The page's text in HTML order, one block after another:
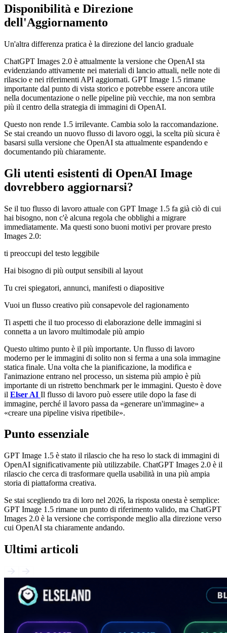
Disponibilità e Direzione
dell'Aggiornamento
Un'altra differenza pratica è la direzione del lancio graduale
ChatGPT Images 2.0 è attualmente la versione che OpenAI sta
evidenziando attivamente nei materiali di lancio attuali, nelle note di
rilascio e nei riferimenti API aggiornati. GPT Image 1.5 rimane
importante dal punto di vista storico e potrebbe essere ancora utile
nella documentazione o nelle pipeline più vecchie, ma non sembra
più il centro della strategia di immagini di OpenAI.
Questo non rende 1.5 irrilevante. Cambia solo la raccomandazione.
Se stai creando un nuovo flusso di lavoro oggi, la scelta più sicura è
basarsi sulla versione che OpenAI sta attualmente espandendo e
documentando più chiaramente.
Gli utenti esistenti di OpenAI Image
dovrebbero aggiornarsi?
Se il tuo flusso di lavoro attuale con GPT Image 1.5 fa già ciò di cui
hai bisogno, non c'è alcuna regola che obblighi a migrare
immediatamente. Ma questi sono buoni motivi per provare presto
Images 2.0:
ti preoccupi del testo leggibile
Hai bisogno di più output sensibili al layout
Tu crei spiegatori, annunci, manifesti o diapositive
Vuoi un flusso creativo più consapevole del ragionamento
Ti aspetti che il tuo processo di elaborazione delle immagini si
connetta a un lavoro multimodale più ampio
Questo ultimo punto è il più importante. Un flusso di lavoro
moderno per le immagini di solito non si ferma a una sola immagine
statica finale. Una volta che la pianificazione, la modifica e
l'animazione entrano nel processo, un sistema più ampio è più
importante di un ristretto benchmark per le immagini. Questo è dove
il Elser AI Il flusso di lavoro può essere utile dopo la fase di
immagine, perché il lavoro passa da «generare un'immagine» a
«creare una pipeline visiva ripetibile».
Punto essenziale
GPT Image 1.5 è stato il rilascio che ha reso lo stack di immagini di
OpenAI significativamente più utilizzabile. ChatGPT Images 2.0 è il
rilascio che cerca di trasformare quella usabilità in una più ampia
storia di piattaforma creativa.
Se stai scegliendo tra di loro nel 2026, la risposta onesta è semplice:
GPT Image 1.5 rimane un punto di riferimento valido, ma ChatGPT
Images 2.0 è la versione che corrisponde meglio alla direzione verso
cui OpenAI sta chiaramente andando.
Ultimi articoli